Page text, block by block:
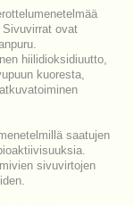
Sivuvirrat ovat
hiilidioksidiuutto,
kuoresta,
saatujen
sivuvirtojen